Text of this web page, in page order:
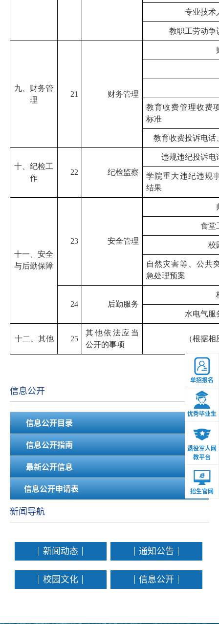
专业技术
教职工劳动争
九、财务管
理
21 财务管理
教育收费管理收费
标准
教育收费投诉电话
十、纪检工
作
22 纪检监察
违规违纪投诉电
学院重大违纪违规
结果
十一、安全
与后勤保障
23 安全管理
食堂
校
自然灾害等、公共
急处理预案
24 后勤服务
水电气服
十二、其他 25
其他依法应当
公开的事项
（根据
信息公开
信息公开目录
信息公开指南
最新公开信息
信息公开申请表
新闻导航
新闻动态 通知公告
校园文化 信息公开
单招报名
优秀毕业生
退役军人网
教平台
招生官网